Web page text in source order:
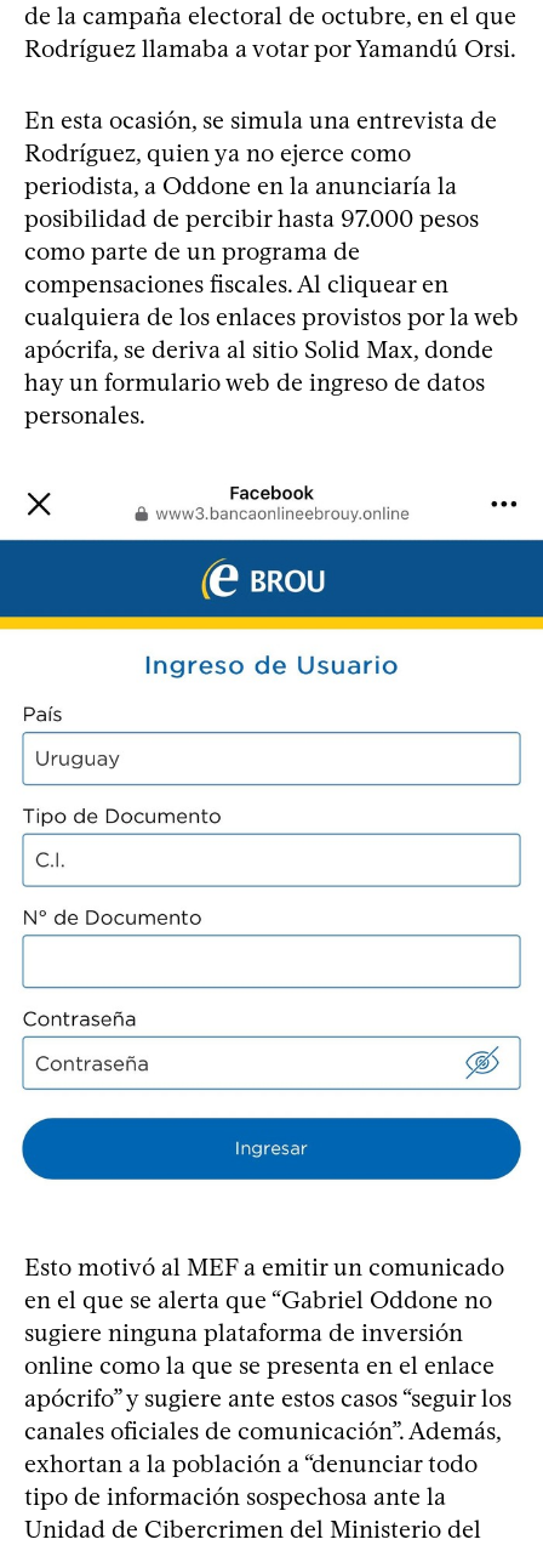
de la campaña electoral de octubre, en el que
Rodríguez llamaba a votar por Yamandú Orsi.
En esta ocasión, se simula una entrevista de
Rodríguez, quien ya no ejerce como
periodista, a Oddone en la anunciaría la
posibilidad de percibir hasta 97.000 pesos
como parte de un programa de
compensaciones fiscales. Al cliquear en
cualquiera de los enlaces provistos por la web
apócrifa, se deriva al sitio Solid Max, donde
hay un formulario web de ingreso de datos
personales.
Esto motivó al MEF a emitir un comunicado
en el que se alerta que “Gabriel Oddone no
sugiere ninguna plataforma de inversión
online como la que se presenta en el enlace
apócrifo” y sugiere ante estos casos “seguir los
canales oficiales de comunicación”. Además,
exhortan a la población a “denunciar todo
tipo de información sospechosa ante la
Unidad de Cibercrimen del Ministerio del